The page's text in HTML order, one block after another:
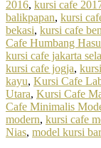
2016, kursi cafe
balikpapan, kursi
bekasi, kursi cafe
Cafe Humbang
kursi cafe jakarta
kursi cafe jogja,
kayu, Kursi Cafe
Utara, Kursi Cafe
Cafe Minimalis
modern, kursi cafe
Nias, model kursi bar